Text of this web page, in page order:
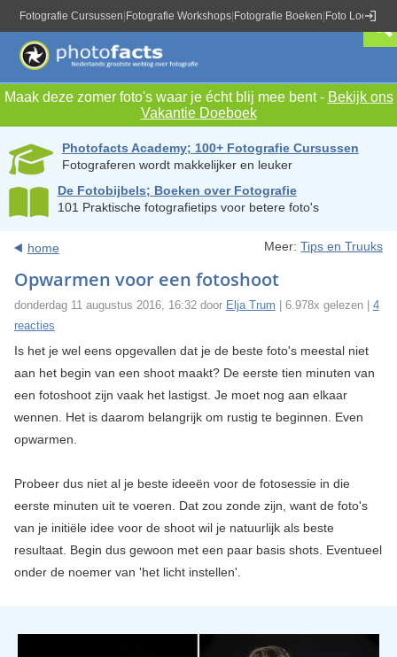
Fotografie Cursussen Fotografie Workshops Fotografie Boeken Foto Locaties
Maak deze zomer foto's waar je écht blij mee bent - Bekijk ons
Vakantie Doeboek
Photofacts Academy; 100+ Fotografie Cursussen
Fotograferen wordt makkelijker en leuker
De Fotobijbels; Boeken over Fotografie
101 Praktische fotografietips voor betere foto's
home Meer:Tips en Truuks
Opwarmen voor een fotoshoot
donderdag 11 augustus 2016, 16:32 door Elja Trum | 6.978x gelezen | 4
reacties
Is het je wel eens opgevallen dat je de beste foto's meestal niet
aan het begin van een shoot maakt? De eerste tien minuten van
een fotoshoot zijn vaak het lastigst. Je moet nog aan elkaar
wennen. Het is daarom belangrijk om rustig te beginnen. Even
opwarmen.
Probeer dus niet al je beste ideeën voor de fotosessie in die
eerste minuten uit te voeren. Dat zou zonde zijn, want de foto's
van je initiële idee voor de shoot wil je natuurlijk als beste
resultaat. Begin dus gewoon met een paar basis shots. Eventueel
onder de noemer van 'het licht instellen'.